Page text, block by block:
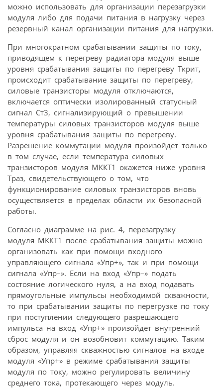
можно использовать для организации перезагрузки
модуля либо для подачи питания в нагрузку через
резервный канал организации питания для нагрузки.
При многократном срабатывании защиты по току,
приводящем к перегреву радиатора модуля выше
уровня срабатывания защиты по перегреву Ткрит,
происходит срабатывание защиты по перегреву,
силовые транзисторы модуля отключаются,
включается оптически изолированный статусный
сигнал Ст3, сигнализирующий о превышении
температуры силовых транзисторов модуля выше
уровня срабатывания защиты по перегреву.
Разрешение коммутации модуля произойдет только
в том случае, если температура силовых
транзисторов модуля МККТ1 окажется ниже уровня
Траз, свидетельствующего о том, что
функционирование силовых транзисторов вновь
осуществляется в пределах области их безопасной
работы.
Согласно диаграмме на рис. 4, перезагрузку
модуля МККТ1 после срабатывания защиты можно
организовать как при помощи входного
управляющего сигнала «Упр+», так и при помощи
сигнала «Упр–». Если на вход «Упр–» подать
состояние логического нуля, а на вход подавать
прямоугольные импульсы необходимой скважности,
то при срабатывании защиты по перегрузке по току
при поступлении следующего разрешающего
импульса на вход «Упр+» произойдет внутренний
сброс модуля и он возобновит коммутацию. Таким
образом, управляя скважностью сигналов на входе
модуля «Упр+» в режиме срабатывания защиты
модуля по току, можно регулировать величину
среднего тока, протекающего через модуль.